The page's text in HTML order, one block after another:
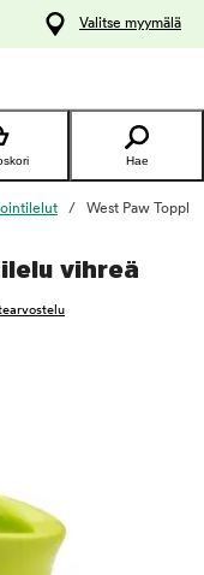
Valitse myymälä
Hae
West Paw Toppl
vihreä